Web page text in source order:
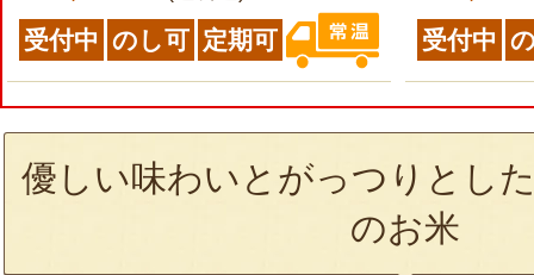
受付中 のし可 定期可 受付中
優しい味わいとがっつりとし
のお米